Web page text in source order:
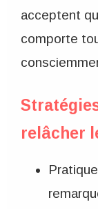
acceptent
comporte
relâcher